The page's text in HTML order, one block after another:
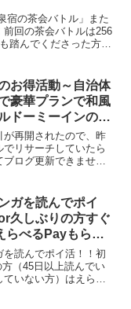
の茶会バトル」また
前回の茶会バトルは256
踏んでくださった方あ
ければお礼させても
お得活動～自治体
豪華プランで和風
ドーミーインの
予約！
が再開されたので、昨
リサーチしていたら
ログ更新できません
値段設定なので、日
ガを読んでポイ
久しぶりの方すぐ
らべるPayもらえ
ドあり）待てば0
説！
を読んでポイ活！！初
（45日以上読んでい
いない方）はえらべ